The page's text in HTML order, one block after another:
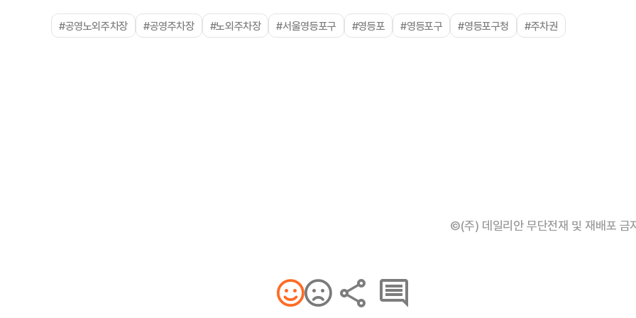
#공영노외주차장 #공영주차장 #노외주차장 #서울영등포구 #영등포 #영등포구 #영등포구청 #주차권
©(주) 데일리안 무단전재 및 재배포 금